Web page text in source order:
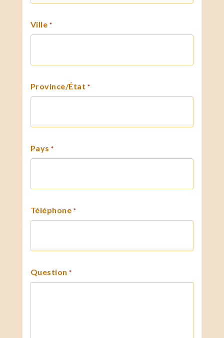
Ville *
Province/État *
Pays *
Téléphone *
Question *